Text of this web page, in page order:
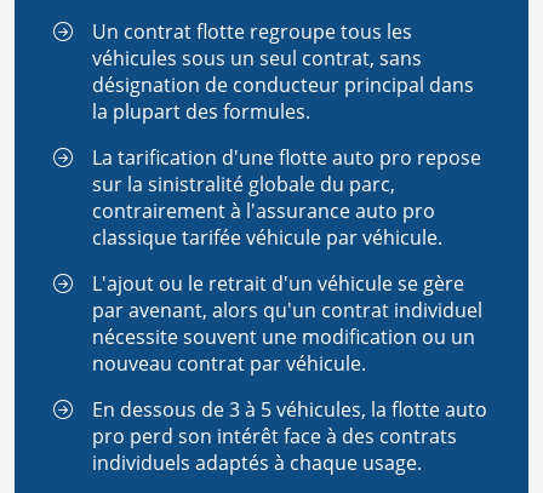
Un contrat flotte regroupe tous les
véhicules sous un seul contrat, sans
désignation de conducteur principal dans
la plupart des formules.
La tarification d'une flotte auto pro repose
sur la sinistralité globale du parc,
contrairement à l'assurance auto pro
classique tarifée véhicule par véhicule.
L'ajout ou le retrait d'un véhicule se gère
par avenant, alors qu'un contrat individuel
nécessite souvent une modification ou un
nouveau contrat par véhicule.
En dessous de 3 à 5 véhicules, la flotte auto
pro perd son intérêt face à des contrats
individuels adaptés à chaque usage.